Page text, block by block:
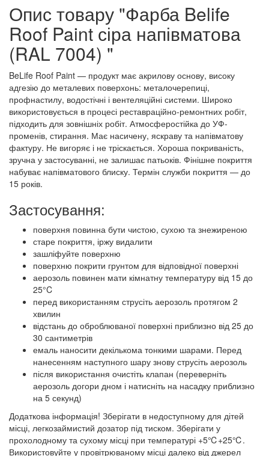
Опис товару "Фарба Belife
Roof Paint сіра напівматова
(RAL 7004) "
BeLife Roof Paint — продукт має акрилову основу, високу
адгезію до металевих поверхонь: металочерепиці,
профнастилу, водостічні і вентеляційні системи. Широко
використовується в процесі реставраційно-ремонтних робіт,
підходить для зовнішніх робіт. Атмосферостійка до УФ-
променів, стирання. Має насичену, яскраву та напівматову
фактуру. Не вигоряє і не тріскається. Хороша покриваність,
зручна у застосуванні, не залишає патьоків. Фінішне покриття
набуває напівматового блиску. Термін служби покриття — до
15 років.
Застосування:
поверхня повинна бути чистою, сухою та знежиреною
старе покриття, іржу видалити
зашліфуйте поверхню
поверхню покрити грунтом для відповідної поверхні
аерозоль повинен мати кімнатну температуру від 15 до
25°C
перед використанням струсіть аерозоль протягом 2
хвилин
відстань до оброблюваної поверхні приблизно від 25 до
30 сантиметрів
емаль наносити декількома тонкими шарами. Перед
нанесенням наступного шару знову струсіть аерозоль
після використання очистіть клапан (переверніть
аерозоль догори дном і натисніть на насадку приблизно
на 5 секунд)
Додаткова інформація! Зберігати в недоступному для дітей
місці, легкозаймистий дозатор під тиском. Зберігати у
прохолодному та сухому місці при температурі +5℃+25℃.
Використовуйте у провітрюваному місці далеко від джерел